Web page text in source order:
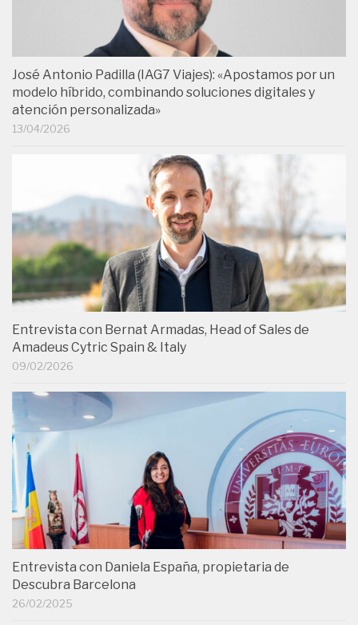
José Antonio Padilla (IAG7 Viajes): «Apostamos por un
modelo híbrido, combinando soluciones digitales y
atención personalizada»
13/04/2026
Entrevista con Bernat Armadas, Head of Sales de
Amadeus Cytric Spain & Italy
09/02/2026
Entrevista con Daniela España, propietaria de
Descubra Barcelona
26/02/2025